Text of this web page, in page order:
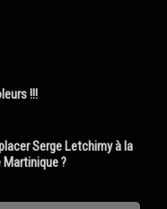
!!!
Serge Letchimy à la
?